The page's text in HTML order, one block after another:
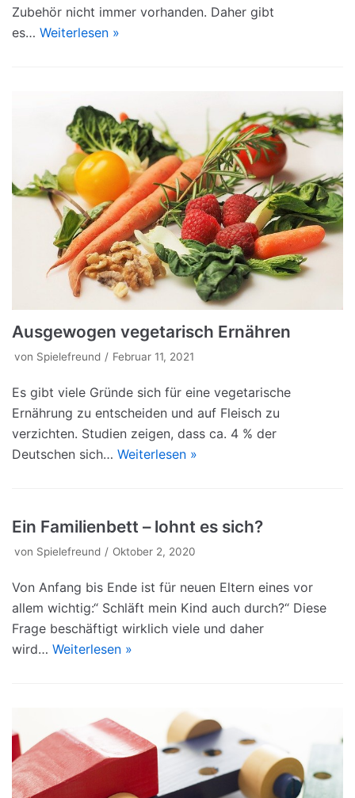
Zubehör nicht immer vorhanden. Daher gibt
es… Weiterlesen »
Ausgewogen vegetarisch Ernähren
von Spielefreund Februar 11, 2021
Es gibt viele Gründe sich für eine vegetarische
Ernährung zu entscheiden und auf Fleisch zu
verzichten. Studien zeigen, dass ca. 4 % der
Deutschen sich… Weiterlesen »
Ein Familienbett – lohnt es sich?
von Spielefreund Oktober 2, 2020
Von Anfang bis Ende ist für neuen Eltern eines vor
allem wichtig:“ Schläft mein Kind auch durch?“ Diese
Frage beschäftigt wirklich viele und daher
wird… Weiterlesen »